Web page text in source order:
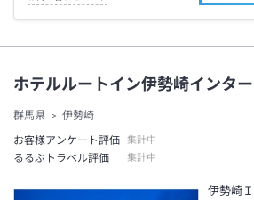
ホテルルートイン伊勢崎インター
群馬県
伊勢崎
お客様アンケート評価
集計中
るるぶトラベル評価 集計中
伊勢崎